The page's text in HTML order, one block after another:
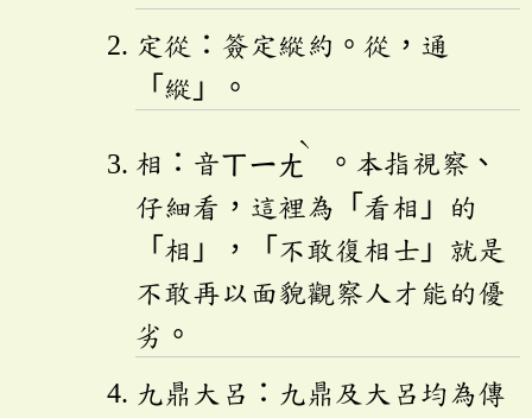
定從：簽定縱約。從，通
「縱」。
相：音ㄒㄧㄤ
ˋ
。本指視察、
仔細看，這裡為「看相」的
「相」，「不敢復相士」就是
不敢再以面貌觀察人才能的優
劣。
九鼎大呂：九鼎及大呂均為傳